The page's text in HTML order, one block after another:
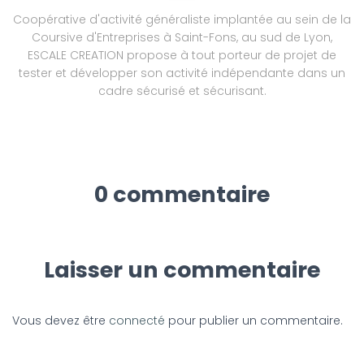
Coopérative d'activité généraliste implantée au sein de la
Coursive d'Entreprises à Saint-Fons, au sud de Lyon,
ESCALE CREATION propose à tout porteur de projet de
tester et développer son activité indépendante dans un
cadre sécurisé et sécurisant.
0 commentaire
Laisser un commentaire
Vous devez être connecté pour publier un commentaire.